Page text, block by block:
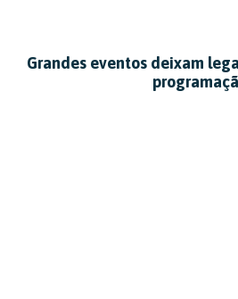
Grandes eventos deixam